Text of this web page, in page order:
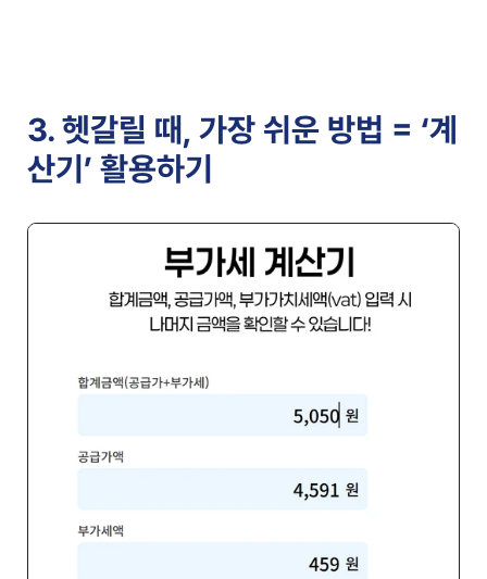
3. 헷갈릴 때, 가장 쉬운 방법 = ‘계
산기’ 활용하기